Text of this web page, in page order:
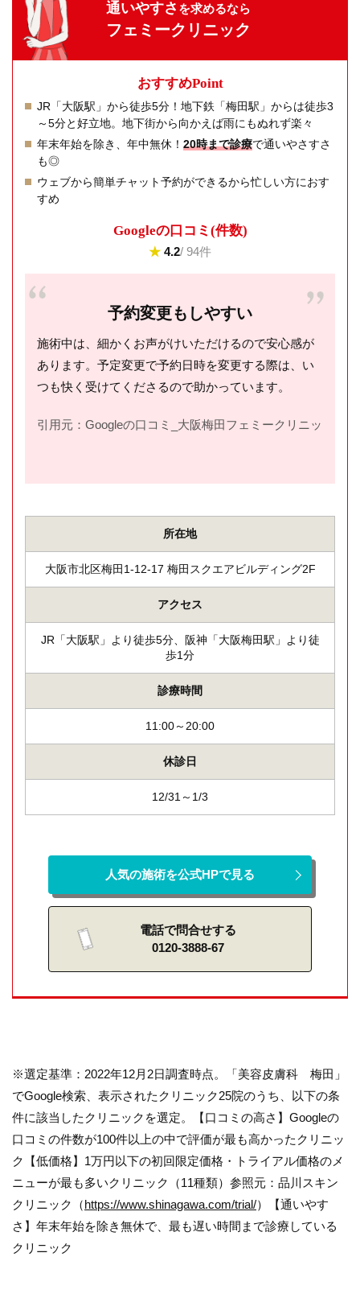
通いやすさ を求めるなら
フェミークリニック
おすすめPoint
JR「大阪駅」から徒歩5分！地下鉄「梅田駅」からは徒歩3
～5分と好立地。地下街から向かえば雨にもぬれず楽々
年末年始を除き、年中無休！ 20時まで診療で通いやさすさ
も◎
ウェブから簡単チャット予約ができるから忙しい方におす
すめ
Googleの⼝コミ(件数)
★ 4.2/ 94件
予約変更もしやすい
施術中は、細かくお声がけいただけるので安心感が
あります。予定変更で予約日時を変更する際は、い
つも快く受けてくださるので助かっています。
引用元：Googleの口コミ_大阪梅田フェミークリニック(
所在地
大阪市北区梅田1-12-17 梅田スクエアビルディング2F
アクセス
JR「大阪駅」より徒歩5分、阪神「大阪梅田駅」より徒
歩1分
診療時間
11:00～20:00
休診日
12/31～1/3
人気の施術を公式HPで見る
電話で問合せする
0120-3888-67
※選定基準：2022年12月2日調査時点。「美容皮膚科 梅田」
でGoogle検索、表示されたクリニック25院のうち、以下の条
件に該当したクリニックを選定。【口コミの高さ】Googleの
口コミの件数が100件以上の中で評価が最も高かったクリニッ
ク【低価格】1万円以下の初回限定価格・トライアル価格のメ
ニューが最も多いクリニック（11種類）参照元：品川スキン
クリニック（https://www.shinagawa.com/trial/）【通いやす
さ】年末年始を除き無休で、最も遅い時間まで診療している
クリニック